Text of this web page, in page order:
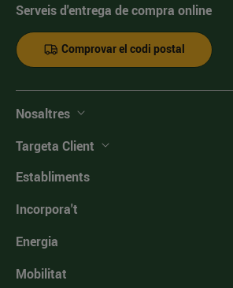
Serveis d'entrega de compra online
Comprovar el codi postal
Nosaltres
Targeta Client
Establiments
Incorpora't
Energia
Mobilitat